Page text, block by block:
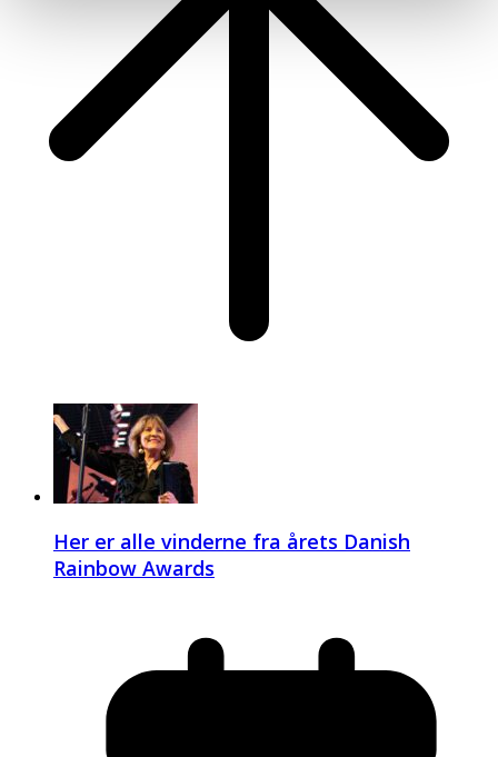
Her er alle vinderne fra årets Danish
Rainbow Awards